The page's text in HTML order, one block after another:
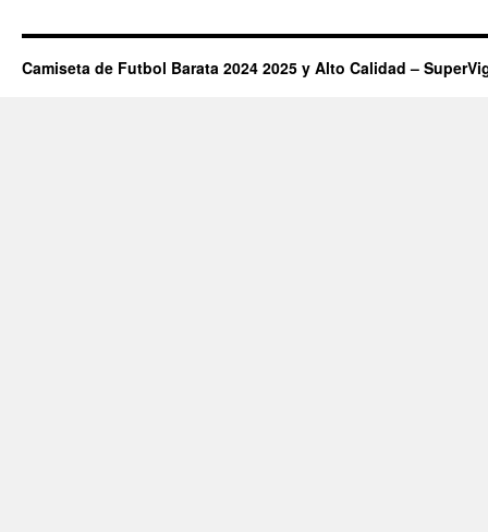
Camiseta de Futbol Barata 2024 2025 y Alto Calidad –